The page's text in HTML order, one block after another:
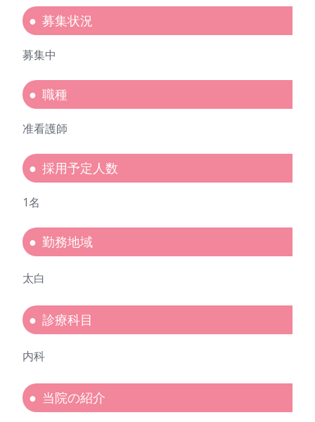
募集状況
募集中
職種
准看護師
採用予定人数
1名
勤務地域
太白
診療科目
内科
当院の紹介